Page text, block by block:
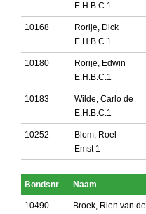
E.H.B.C.1
10168
Rorije, Dick
E.H.B.C.1
10180
Rorije, Edwin
E.H.B.C.1
10183
Wilde, Carlo de
E.H.B.C.1
10252
Blom, Roel
Emst 1
Bondsnr Naam
10490
Broek, Rien van de